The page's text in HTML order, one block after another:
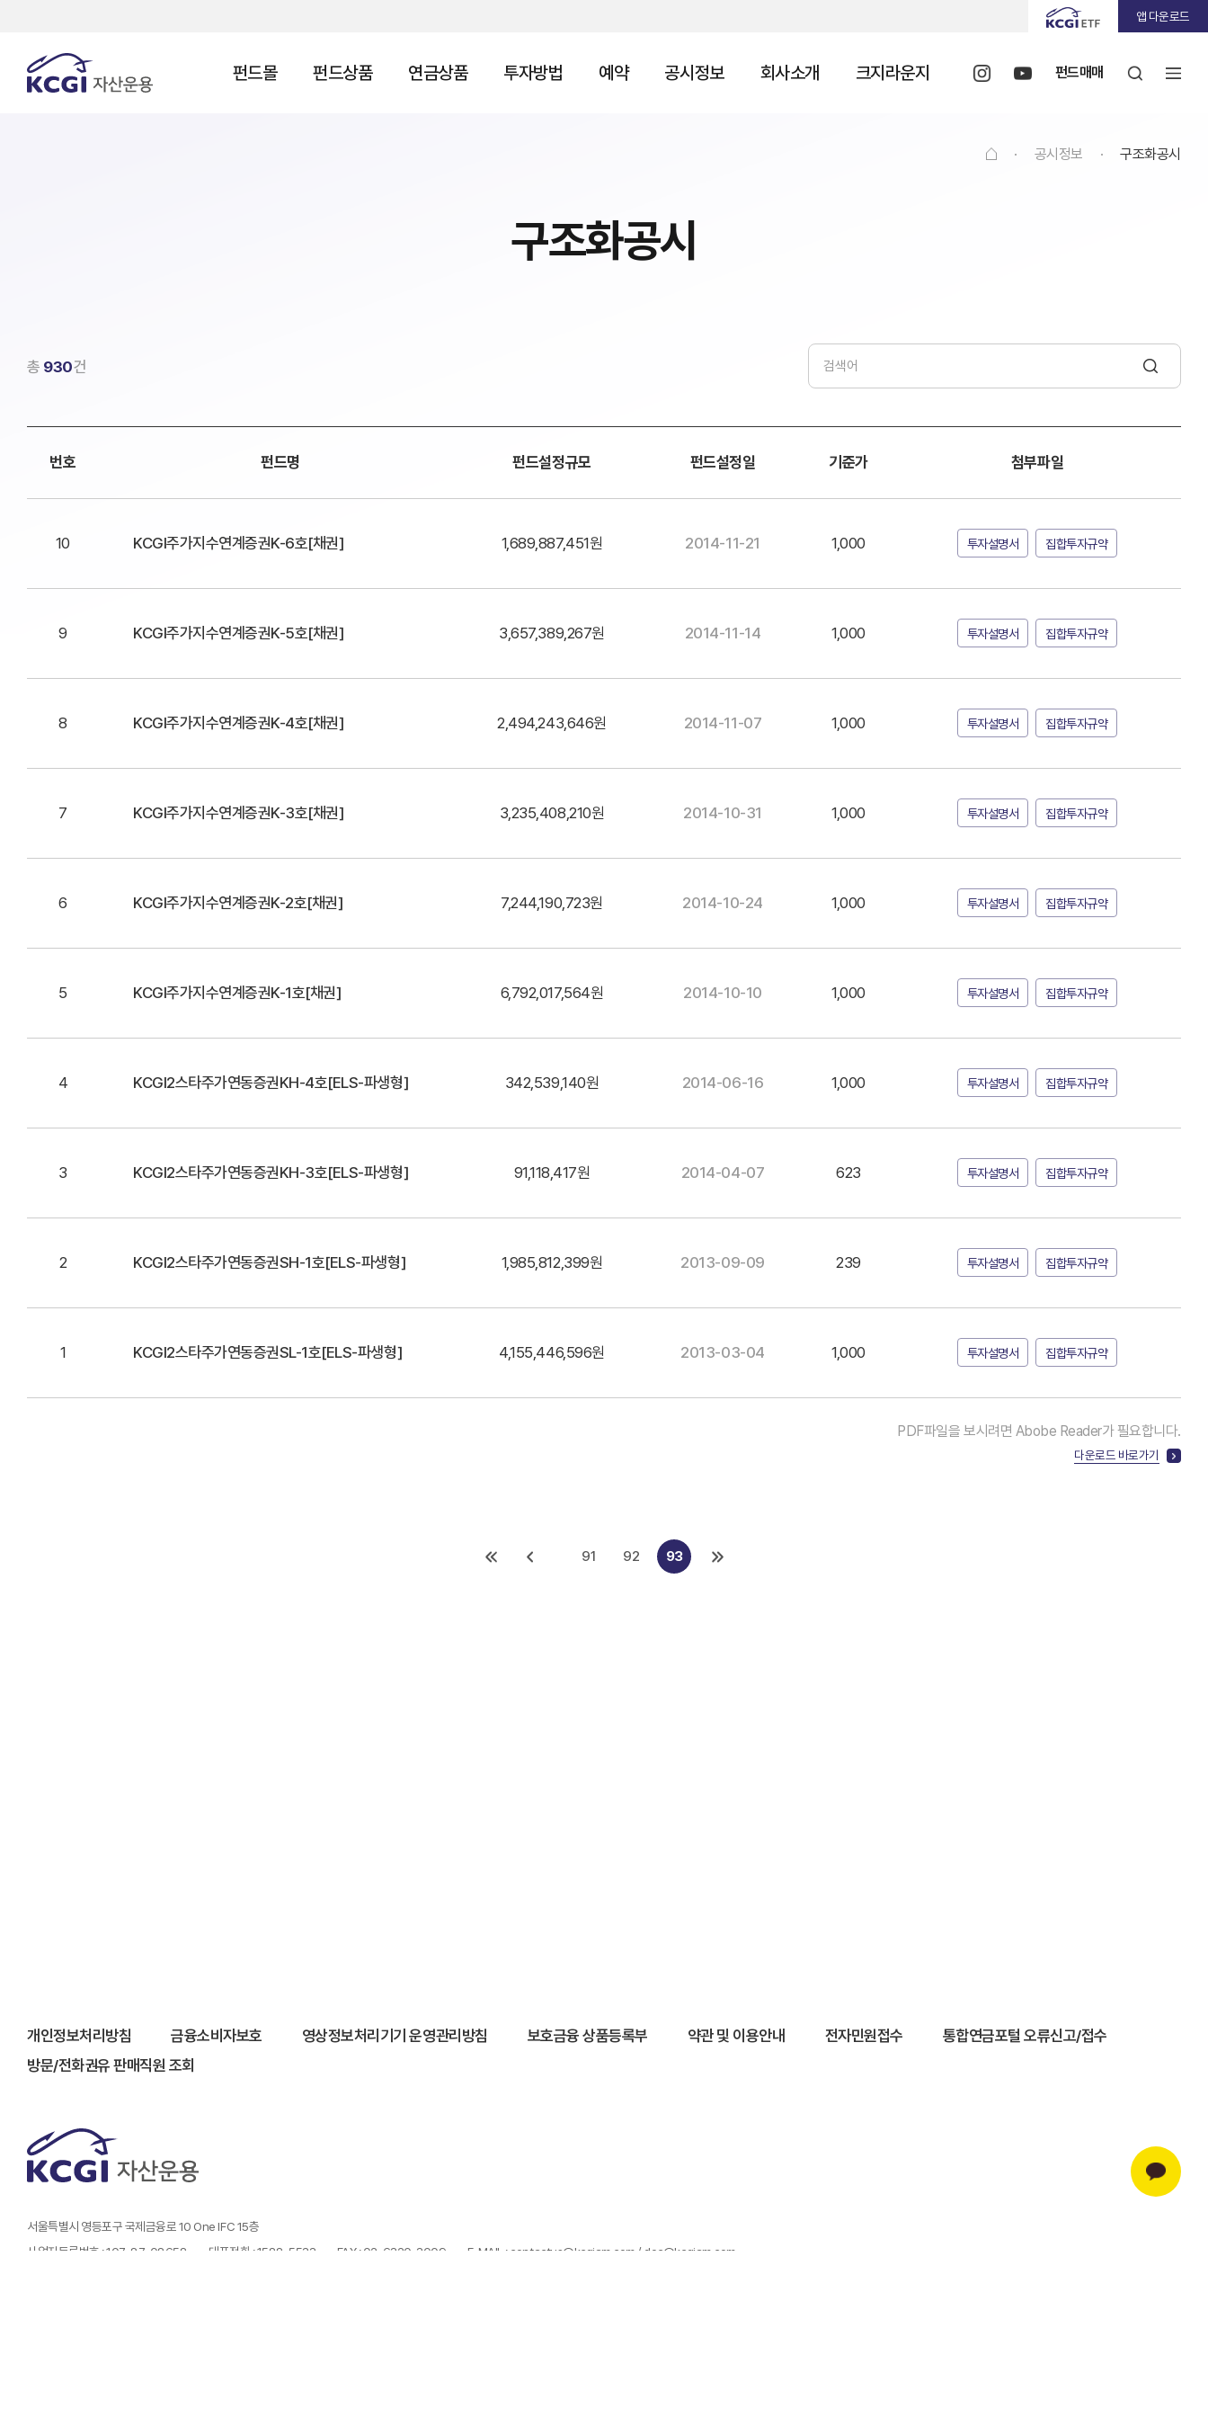
앱 다운로드
펀드몰 펀드상품 연금상품 투자방법 예약 공시정보 회사소개 크지라운지 펀드매매
· 공시정보 · 구조화공시
구조화공시
총 930건
번호 펀드명 펀드설정규모 펀드설정일 기준가 첨부파일
10 KCGI주가지수연계증권K-6호[채권] 1,689,887,451원 2014-11-21 1,000 투자설명서 집합투자규약
9 KCGI주가지수연계증권K-5호[채권] 3,657,389,267원 2014-11-14 1,000 투자설명서 집합투자규약
8 KCGI주가지수연계증권K-4호[채권] 2,494,243,646원 2014-11-07 1,000 투자설명서 집합투자규약
7 KCGI주가지수연계증권K-3호[채권] 3,235,408,210원 2014-10-31 1,000 투자설명서 집합투자규약
6 KCGI주가지수연계증권K-2호[채권] 7,244,190,723원 2014-10-24 1,000 투자설명서 집합투자규약
5 KCGI주가지수연계증권K-1호[채권] 6,792,017,564원 2014-10-10 1,000 투자설명서 집합투자규약
4 KCGI2스타주가연동증권KH-4호[ELS-파생형] 342,539,140원 2014-06-16 1,000 투자설명서 집합투자규약
3 KCGI2스타주가연동증권KH-3호[ELS-파생형] 91,118,417원 2014-04-07 623 투자설명서 집합투자규약
2 KCGI2스타주가연동증권SH-1호[ELS-파생형] 1,985,812,399원 2013-09-09 239 투자설명서 집합투자규약
1 KCGI2스타주가연동증권SL-1호[ELS-파생형] 4,155,446,596원 2013-03-04 1,000 투자설명서 집합투자규약
PDF파일을 보시려면 Abobe Reader가 필요합니다.
다운로드 바로가기
91 92 93
개인정보처리방침 금융소비자보호 영상정보처리기기 운영관리방침 보호금융 상품등록부 약관 및 이용안내 전자민원접수
통합연금포털 오류신고/접수
방문/전화권유 판매직원 조회
서울특별시 영등포구 국제금융로 10 One IFC 15층
사업자등록번호 : 107-87-08658
대표전화 : 1588-5533 FAX : 02-6320-3009 E-MAIL : contactus@kcgiam.com / doc@kcgiam.com